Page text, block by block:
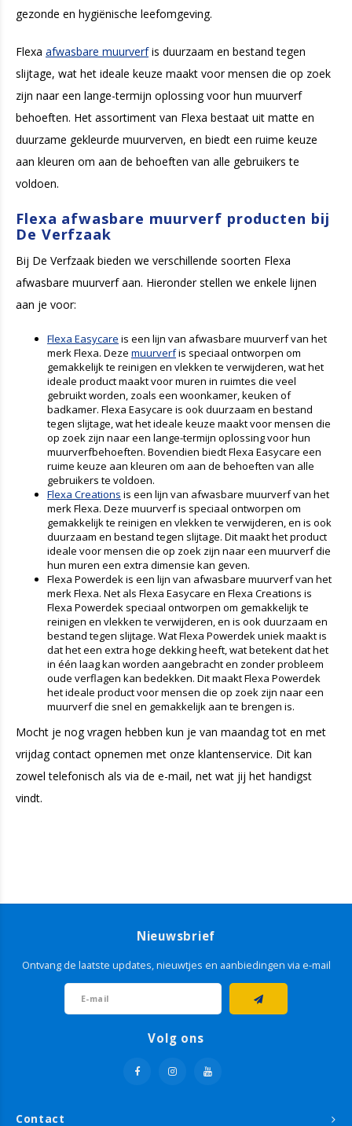
gezonde en hygiënische leefomgeving.
Flexa afwasbare muurverfis duurzaam en bestand tegen
slijtage, wat het ideale keuze maakt voor mensen die op zoek
zijn naar een lange-termijn oplossing voor hun muurverf
behoeften. Het assortiment van Flexa bestaat uit matte en
duurzame gekleurde muurverven, en biedt een ruime keuze
aan kleuren om aan de behoeften van alle gebruikers te
voldoen.
Flexa afwasbare muurverf producten bij
De Verfzaak
Bij De Verfzaak bieden we verschillende soorten Flexa
afwasbare muurverf aan. Hieronder stellen we enkele lijnen
aan je voor:
Flexa Easycare is een lijn van afwasbare muurverf van het
merk Flexa. Deze muurverfis speciaal ontworpen om
gemakkelijk te reinigen en vlekken te verwijderen, wat het
ideale product maakt voor muren in ruimtes die veel
gebruikt worden, zoals een woonkamer, keuken of
badkamer. Flexa Easycare is ook duurzaam en bestand
tegen slijtage, wat het ideale keuze maakt voor mensen die
op zoek zijn naar een lange-termijn oplossing voor hun
muurverfbehoeften. Bovendien biedt Flexa Easycare een
ruime keuze aan kleuren om aan de behoeften van alle
gebruikers te voldoen.
Flexa Creations is een lijn van afwasbare muurverf van het
merk Flexa. Deze muurverf is speciaal ontworpen om
gemakkelijk te reinigen en vlekken te verwijderen, en is ook
duurzaam en bestand tegen slijtage. Dit maakt het product
ideale voor mensen die op zoek zijn naar een muurverf die
hun muren een extra dimensie kan geven.
Flexa Powerdek is een lijn van afwasbare muurverf van het
merk Flexa. Net als Flexa Easycare en Flexa Creations is
Flexa Powerdek speciaal ontworpen om gemakkelijk te
reinigen en vlekken te verwijderen, en is ook duurzaam en
bestand tegen slijtage. Wat Flexa Powerdek uniek maakt is
dat het een extra hoge dekking heeft, wat betekent dat het
in één laag kan worden aangebracht en zonder probleem
oude verflagen kan bedekken. Dit maakt Flexa Powerdek
het ideale product voor mensen die op zoek zijn naar een
muurverf die snel en gemakkelijk aan te brengen is.
Mocht je nog vragen hebben kun je van maandag tot en met
vrijdag contact opnemen met onze klantenservice. Dit kan
zowel telefonisch als via de e-mail, net wat jij het handigst
vindt.
Contact
Nieuwsbrief
Ontvang de laatste updates, nieuwtjes en aanbiedingen via e-mail
Volg ons